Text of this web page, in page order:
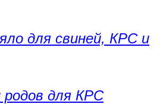
для свиней, КРС и
для КРС